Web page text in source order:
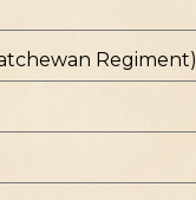
Regiment)